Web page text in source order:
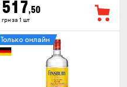
517,50
грн за 1 шт
Только онлайн